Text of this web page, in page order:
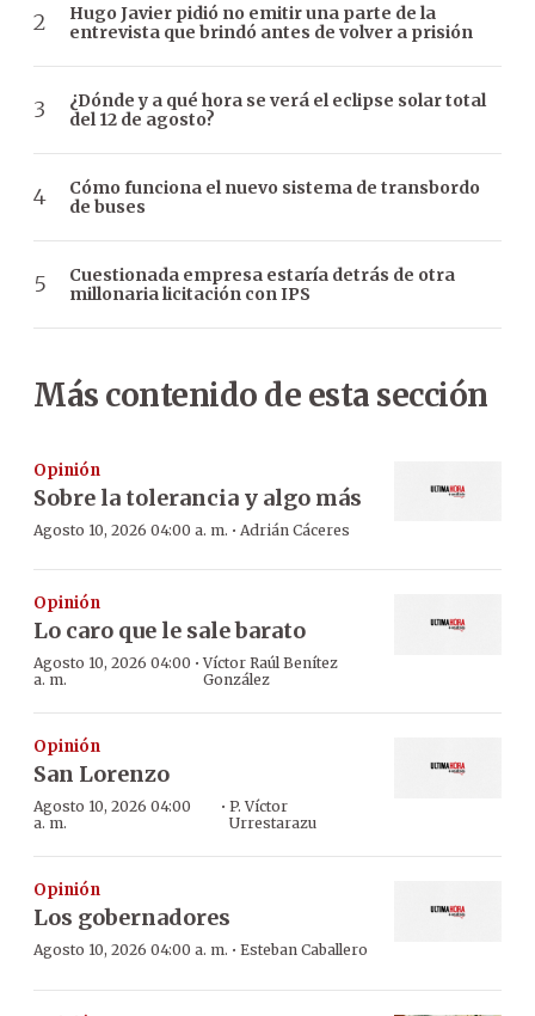
Hugo Javier pidió no emitir una parte de la
entrevista que brindó antes de volver a prisión
¿Dónde y a qué hora se verá el eclipse solar total
del 12 de agosto?
Cómo funciona el nuevo sistema de transbordo
de buses
Cuestionada empresa estaría detrás de otra
millonaria licitación con IPS
Más contenido de esta sección
Opinión
Sobre la tolerancia y algo más
Agosto 10, 2026 04:00 a. m. · Adrián Cáceres
Opinión
Lo caro que le sale barato
Agosto 10, 2026 04:00
a. m.
·Víctor Raúl Benítez
González
Opinión
San Lorenzo
Agosto 10, 2026 04:00
a. m.
· P. Víctor
Urrestarazu
Opinión
Los gobernadores
Agosto 10, 2026 04:00 a. m. · Esteban Caballero